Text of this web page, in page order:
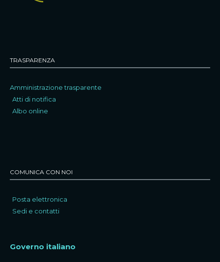
TRASPARENZA
Amministrazione trasparente
Atti di notifica
Albo online
COMUNICA CON NOI
Posta elettronica
Sedi e contatti
Governo italiano